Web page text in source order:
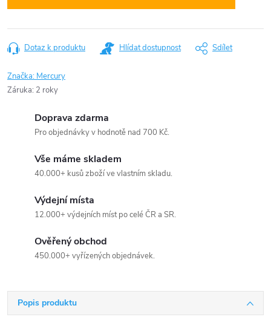
Dotaz k produktu Hlídat dostupnost Sdílet
Značka: Mercury
Záruka: 2 roky
Doprava zdarma
Pro objednávky v hodnotě nad 700 Kč.
Vše máme skladem
40.000+ kusů zboží ve vlastním skladu.
Výdejní místa
12.000+ výdejních míst po celé ČR a SR.
Ověřený obchod
450.000+ vyřízených objednávek.
Popis produktu